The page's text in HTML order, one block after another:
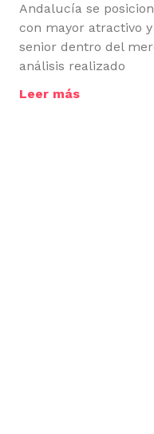
Andalucía se
con mayor atractivo
senior dentro del
análisis realizado
Leer más